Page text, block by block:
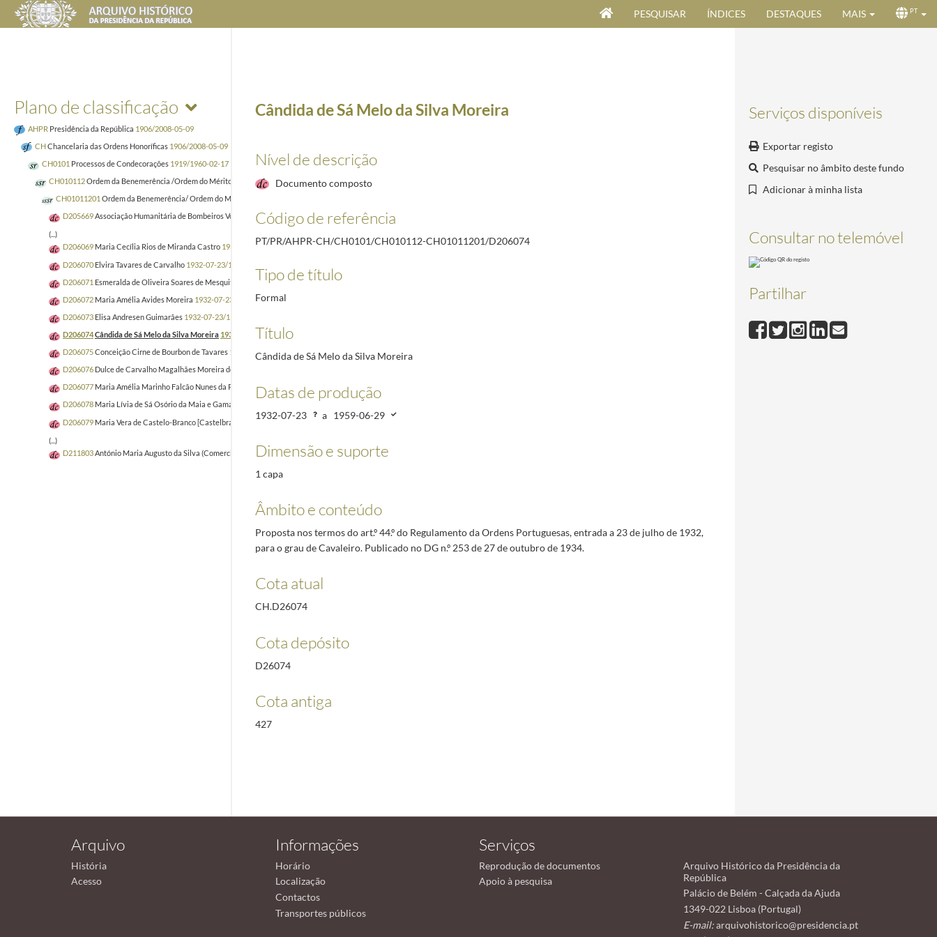
PESQUISAR ÍNDICES DESTAQUES MAIS PT
Plano de classificação
AHPR Presidência da República 1906/2008-05-09
CHChancelaria das Ordens Honoríficas 1906/2008-05-09
CH0101 Processos de Condecorações 1919/1960-02-17
CH010112Ordem da Benemerência /Ordem do Mérito
CH01011201 Ordem da Benemerência/ Ordem do Mérito - Processos de Nacionais
D205669Associação Humanitária de Bombeiros Voluntários de Aveiro1929-02-08/1929-03-14
(...)
D206069 Maria Cecília Rios de Miranda Castro 1932-07-23/1959-06-29
D206070 Elvira Tavares de Carvalho 1932-07-23/1959-06-29
D206071 Esmeralda de Oliveira Soares de Mesquita
1932-07-23/1959-06-29
D206072 Maria Amélia Avides Moreira 1932-07-23/1953-01-13
D206073 Elisa Andresen Guimarães 1932-07-23/1959-07-01
D206074Cândida de Sá Melo da Silva Moreira 1932-07-23/1959-06-29
D206075Conceição Cirne de Bourbon de Tavares 1932-07-23/1932-07-23
D206076 Dulce de Carvalho Magalhães Moreira de Sá
D206077 Maria Amélia Marinho Falcão Nunes da Ponte
1932-07-23/1959-07-04
D206078 Maria Lívia de Sá Osório da Maia e Gama Nosolini Leão
D206079 Maria Vera de Castelo-Branco [Castelbranco] Machado de Paiva Brandão 1932-07-23/1933-03-11
(...)
D211803António Maria Augusto da Silva (Comerciante) 1945-05-05/1959-08-01
Serviços disponíveis
Exportar registo
Pesquisar no âmbito deste fundo
Adicionar à minha lista
Consultar no telemóvel
Partilhar
Cândida de Sá Melo da Silva Moreira
Nível de descrição
Documento composto
Código de referência
PT/PR/AHPR-CH/CH0101/CH010112-CH01011201/D206074
Tipo de título
Formal
Título
Cândida de Sá Melo da Silva Moreira
Datas de produção
1932-07-23 a 1959-06-29
Dimensão e suporte
1 capa
Âmbito e conteúdo
Proposta nos termos do art.º 44.º do Regulamento da Ordens Portuguesas, entrada a 23 de julho de 1932,
para o grau de Cavaleiro. Publicado no DG n.º 253 de 27 de outubro de 1934.
Cota atual
CH.D26074
Cota depósito
D26074
Cota antiga
427
Arquivo
História
Acesso
Informações
Horário
Localização
Contactos
Transportes públicos
Serviços
Reprodução de documentos
Apoio à pesquisa
Arquivo Histórico da Presidência da
República
Palácio de Belém - Calçada da Ajuda
1349-022 Lisboa (Portugal)
E-mail: arquivohistorico@presidencia.pt